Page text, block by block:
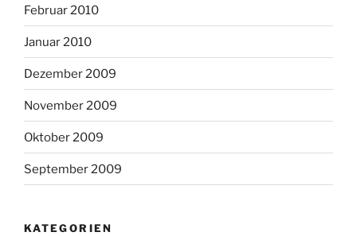
Februar 2010
Januar 2010
Dezember 2009
November 2009
Oktober 2009
September 2009
KATEGORIEN